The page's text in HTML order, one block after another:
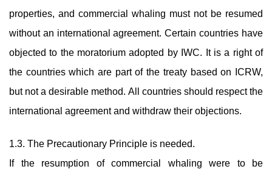
properties, and commercial whaling must not be resumed
without an international agreement. Certain countries have
objected to the moratorium adopted by IWC. It is a right of
the countries which are part of the treaty based on ICRW,
but not a desirable method. All countries should respect the
international agreement and withdraw their objections.
1.3. The Precautionary Principle is needed.
If the resumption of commercial whaling were to be